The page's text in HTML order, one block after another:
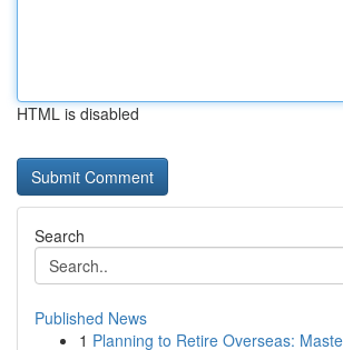
HTML is disabled
Search
Published News
1 Planning to Retire Overseas: